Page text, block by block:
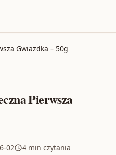
Gwiazdka – 50g
Pierwsza
02 4 min czytania